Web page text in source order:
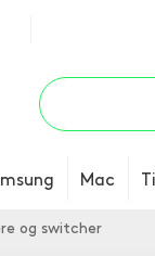
Mac
og switcher